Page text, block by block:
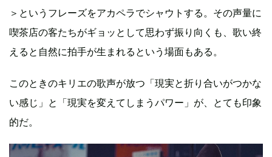
＞というフレーズをアカペラでシャウトする。その声量に
喫茶店の客たちがギョッとして思わず振り向くも、歌い終
えると自然に拍手が生まれるという場面もある。
このときのキリエの歌声が放つ「現実と折り合いがつかな
い感じ」と「現実を変えてしまうパワー」が、とても印象
的だ。